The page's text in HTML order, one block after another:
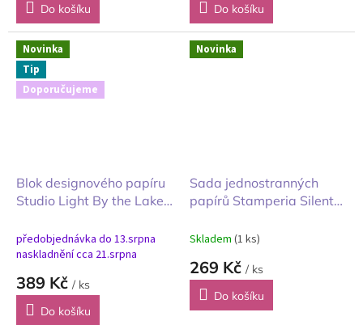
Do košíku
Do košíku
Novinka
Tip
Doporučujeme
Blok designového papíru
Studio Light By the Lake
předobjednávka do 13.srpna
naskladnění cca 21.srpna
389 Kč / ks
Do košíku
Novinka
Sada jednostranných
papírů Stamperia Silent
20x20cm
Skladem (1 ks)
269 Kč / ks
Do košíku